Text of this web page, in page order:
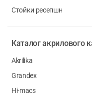
Стойки ресепшн
Каталогакрилового
Akrilika
Grandex
Hi-macs